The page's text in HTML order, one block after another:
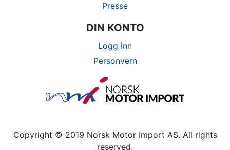
Presse
DIN KONTO
Logg inn
Personvern
Copyright © 2019 Norsk Motor Import AS. All rights
reserved.